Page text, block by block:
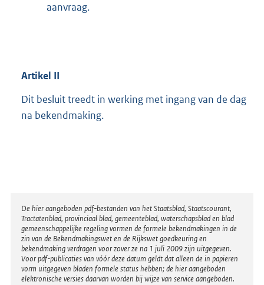
aanvraag.
Artikel II
Dit besluit treedt in werking met ingang van de dag
na bekendmaking.
Disclaimer
De hier aangeboden pdf-bestanden van het Staatsblad, Staatscourant,
Tractatenblad, provinciaal blad, gemeenteblad, waterschapsblad en blad
gemeenschappelijke regeling vormen de formele bekendmakingen in de
zin van de Bekendmakingswet en de Rijkswet goedkeuring en
bekendmaking verdragen voor zover ze na 1 juli 2009 zijn uitgegeven.
Voor pdf-publicaties van vóór deze datum geldt dat alleen de in papieren
vorm uitgegeven bladen formele status hebben; de hier aangeboden
elektronische versies daarvan worden bij wijze van service aangeboden.